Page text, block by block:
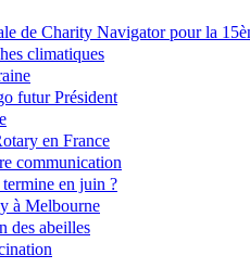
de Charity Navigator pour la
climatiques
futur Président
en France
communication
en juin ?
à Melbourne
des abeilles